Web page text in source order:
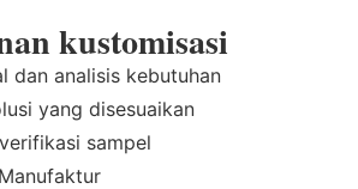
kustomisasi
dan analisis kebutuhan
yang disesuaikan
sampel